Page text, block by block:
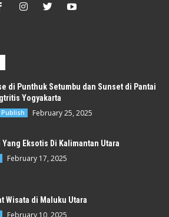
di Punthuk Setumbu dan Sunset di Pantai
Yogyakarta
Publish February 25, 2025
Yang Eksotis Di Kalimantan Utara
February 17, 2025
Wisata di Maluku Utara
February 10, 2025